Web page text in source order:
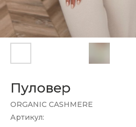
Пуловер
ORGANIC CASHMERE
Артикул: